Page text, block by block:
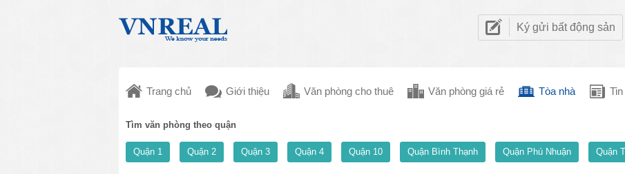
Ký gửi bất động sản
Trang chủ Giới thiệu Văn phòng cho thuê Văn phòng giá rẻ Tòa nhà
Tìm văn phòng theo quận
Quận 1 Quận 2 Quận 3 Quận 4 Quận 10 Quận Bình Thạnh Quận Phú Nhuận Quận